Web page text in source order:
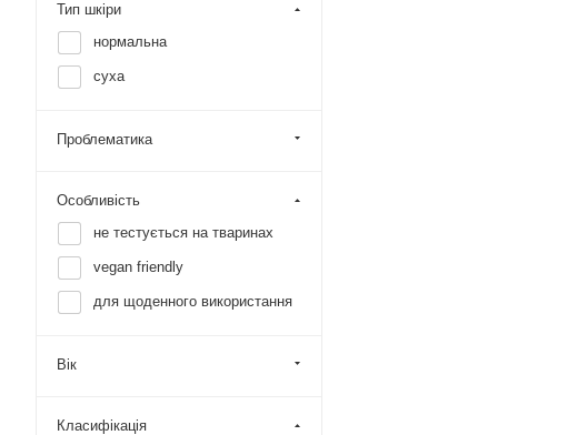
Тип шкіри
нормальна
суха
Проблематика
Особливість
не тестується на тваринах
vegan friendly
для щоденного використання
Вік
Класифікація